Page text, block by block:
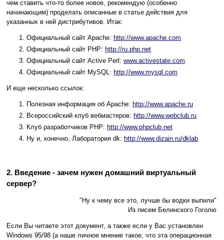
чем ставить что-то более новое, рекомендую (особенно
начинающим) проделать описанные в статье действия для
указанных в ней дистрибутивов. Итак:
Официальный сайт Apache: http://www.apache.com
Официальный сайт PHP: http://ru.php.net
Официальный сайт Active Perl: www.activestate.com
Официальный сайт MySQL: http://www.mysql.com
И еще несколько ссылок:
Полезная информация об Apache: http://www.apache.ru
Всероссийский клуб вебмастеров: http://www.webclub.ru
Клуб разработчиков PHP: http://www.phpclub.net
Ну и, конечно, Лаборатория dk: http://www.dizain.ru/dklab
2. Введение - зачем нужен домашний виртуальный
сервер?
"Ну к чему все это, лучше бы водки выпили"
Из писем Белинского Гоголю
Если Вы читаете этот документ, а также если у Вас установлен
Windows 95/98 (а наше личное мнение такое, что эта операционная